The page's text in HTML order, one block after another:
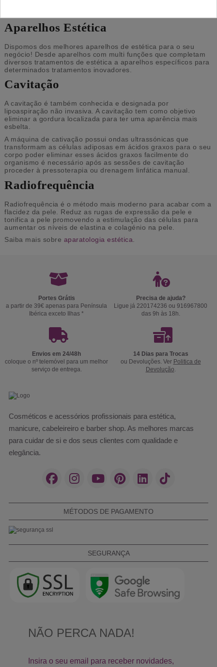
Aparelhos Estética
Dispomos dos melhores aparelhos de estética para o seu
negócio! Desde aparelhos com multi funções que completam
diversos tratamentos de estética a aparelhos específicos para
determinados tratamentos inovadores.
Cavitação
A cavitação é também conhecida e designada por
lipoaspiração não invasiva. A cavitação tem como objetivo
eliminar a gordura localizada para ter uma aparência mais
esbelta.
A máquina de cativação possui ondas ultrassónicas que
transformam as células adiposas em ácidos graxos para o seu
corpo poder eliminar esses ácidos graxos facilmente do
organismo é necessário após as sessões de cavitação
proceder à pressoterapia ou drenagem linfática manual.
Radiofrequência
Radiofrequência é o método mais moderno para acabar com a
flacidez da pele. Reduz as rugas de expressão da pele e
tonifica a pele promovendo a estimulação das células para
aumentar os níveis de elastina e colagénio na pele.
Saiba mais sobre aparatologia estética
Portes Grátis
a partir de 39€ apenas para Península
Ibérica exceto Ilhas *
Precisa de ajuda?
Ligue já 220174236 ou 916967800
das 9h às 18h.
Envios em 24/48h
coloque o nº telemóvel para um melhor
serviço de entrega.
14 Dias para Trocas
ou Devoluções. Ver Politica de
Devolução
Cosméticos e acessórios profissionais para estética,
manicure, cabeleireiro e barber shop. As melhores marcas
para cuidar de si e dos seus clientes com qualidade e
elegância.
MÉTODOS DE PAGAMENTO
SEGURANÇA